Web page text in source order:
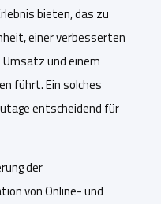
bieten, das zu
einer verbesserten
Umsatz und einem
führt. Ein solches
entscheidend für
der
von Online- und